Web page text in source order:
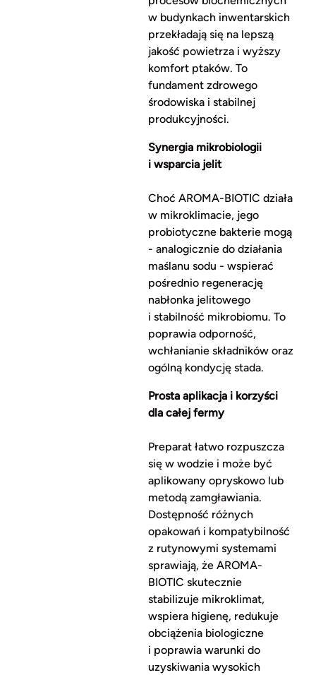
w budynkach inwentarskich
przekładają się na lepszą
jakość powietrza i wyższy
komfort ptaków. To
fundament zdrowego
środowiska i stabilnej
produkcyjności.
Synergia mikrobiologii
i wsparcia jelit
Choć AROMA-BIOTIC działa
w mikroklimacie, jego
probiotyczne bakterie mogą
- analogicznie do działania
maślanu sodu - wspierać
pośrednio regenerację
nabłonka jelitowego
i stabilność mikrobiomu. To
poprawia odporność,
wchłanianie składników oraz
ogólną kondycję stada.
Prosta aplikacja i korzyści
dla całej fermy
Preparat łatwo rozpuszcza
się w wodzie i może być
aplikowany opryskowo lub
metodą zamgławiania.
Dostępność różnych
opakowań i kompatybilność
z rutynowymi systemami
sprawiają, że AROMA-
BIOTIC skutecznie
stabilizuje mikroklimat,
wspiera higienę, redukuje
obciążenia biologiczne
i poprawia warunki do
uzyskiwania wysokich